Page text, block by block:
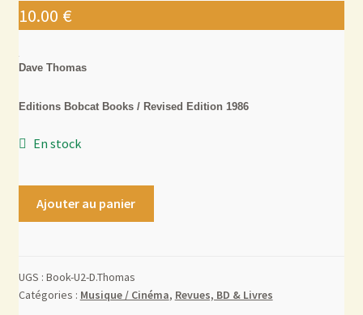
Conditions générales de vente
Politique de confidentialité
Contact
10.00 €
Dave Thomas
Editions Bobcat Books / Revised Edition 1986
En stock
Ajouter au panier
UGS : Book-U2-D.Thomas
Catégories : Musique / Cinéma, Revues, BD & Livres